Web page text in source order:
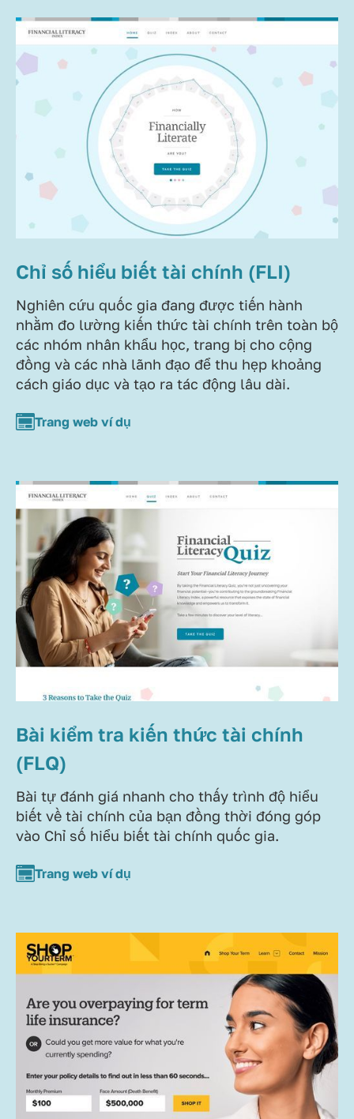
Chỉ số hiểu biết tài chính (FLI)
Nghiên cứu quốc gia đang được tiến hành
nhằm đo lường kiến thức tài chính trên toàn bộ
các nhóm nhân khẩu học, trang bị cho cộng
đồng và các nhà lãnh đạo để thu hẹp khoảng
cách giáo dục và tạo ra tác động lâu dài.
Trang web ví dụ
Bài kiểm tra kiến thức tài chính
(FLQ)
Bài tự đánh giá nhanh cho thấy trình độ hiểu
biết về tài chính của bạn đồng thời đóng góp
vào Chỉ số hiểu biết tài chính quốc gia.
Trang web ví dụ